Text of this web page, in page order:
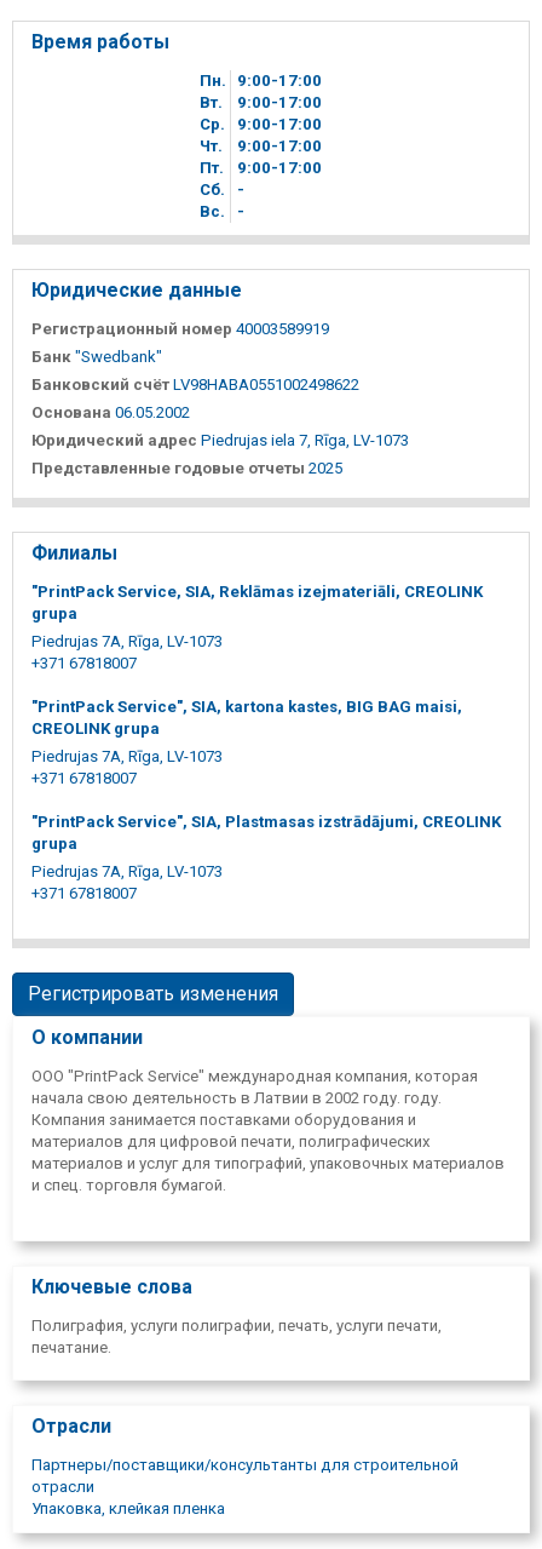
Время работы
Пн. 9 00-17 00
Вт.
9 00-17 00
Ср.
9 00-17 00
Чт.
9 00-17 00
Пт.
9 00-17 00
Сб.
-
Вc.
-
Юридические данные
Регистрационный номер 40003589919
Банк "Swedbank"
Банковский счёт LV98HABA0551002498622
Основана 06.05.2002
Юридический адрес Piedrujas iela 7, Rīga, LV-1073
Представленные годовые отчеты 2025
Филиалы
"PrintPack Service, SIA, Reklāmas izejmateriāli, CREOLINK
grupa
Piedrujas 7A, Rīga, LV-1073
+371 67818007
"PrintPack Service", SIA, kartona kastes, BIG BAG maisi,
CREOLINK grupa
Piedrujas 7A, Rīga, LV-1073
+371 67818007
"PrintPack Service", SIA, Plastmasas izstrādājumi, CREOLINK
grupa
Piedrujas 7A, Rīga, LV-1073
+371 67818007
Регистрировать изменения
О компании
ООО "PrintPack Service" международная компания, которая
начала свою деятельность в Латвии в 2002 году. году.
Компания занимается поставками оборудования и
материалов для цифровой печати, полиграфических
материалов и услуг для типографий, упаковочных материалов
и спец. торговля бумагой.
Ключевые слова
Полиграфия, услуги полиграфии, печать, услуги печати,
печатание.
Отрасли
Партнеры/поставщики/консультанты для строительной
отрасли
Упаковка, клейкая пленка